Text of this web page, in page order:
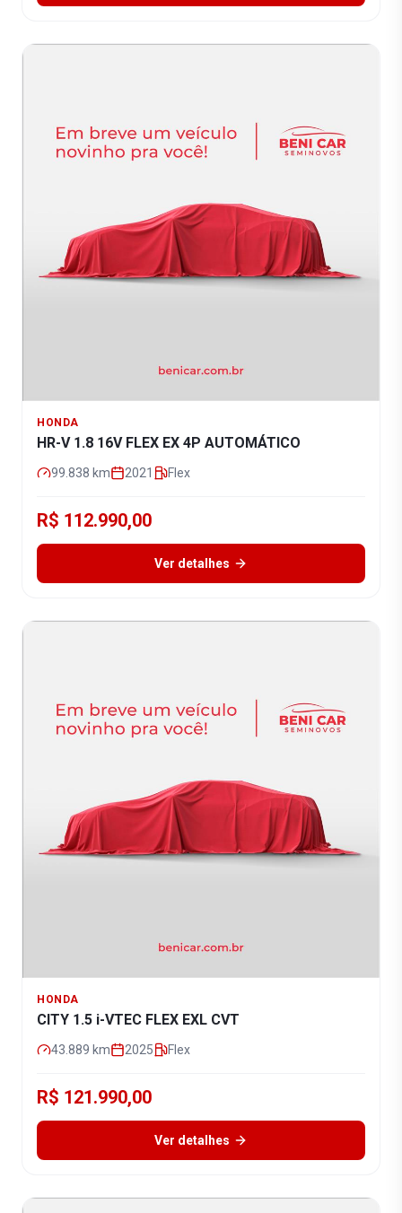
HONDA
HR-V 1.8 16V FLEX EX 4P AUTOMÁTICO
99.838 km 2021 Flex
R$ 112.990,00
Ver detalhes
HONDA
CITY 1.5 i-VTEC FLEX EXL CVT
43.889 km 2025 Flex
R$ 121.990,00
Ver detalhes